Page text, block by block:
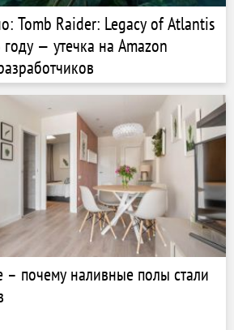
Tomb Raider: Legacy of Atlantis
— утечка на Amazon
– почему наливные полы стали